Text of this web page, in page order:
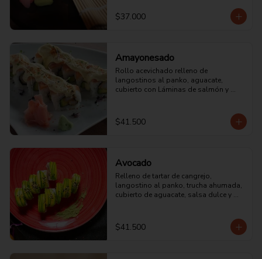
$37.000
Amayonesado
Rollo acevichado relleno de
langostinos al panko, aguacate,
cubierto con Láminas de salmón y
$41.500
Avocado
Relleno de tartar de cangrejo,
langostino al panko, trucha ahumada,
cubierto de aguacate, salsa dulce y
$41.500